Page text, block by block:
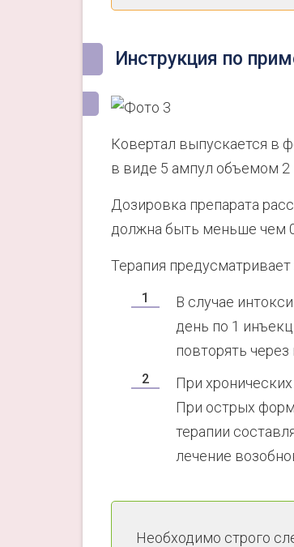
Инструкция по
Ковертал выпускается в
в виде 5 ампул объемом 2
Дозировка препарата
должна быть меньше чем
Терапия
В случае
день по 1
повторять
При
При острых
терапии
лечение
Необходимо строго